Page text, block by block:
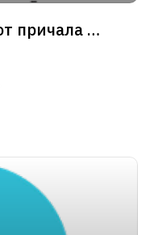
Маршрут №4 Круговой от причала «Зарядье»